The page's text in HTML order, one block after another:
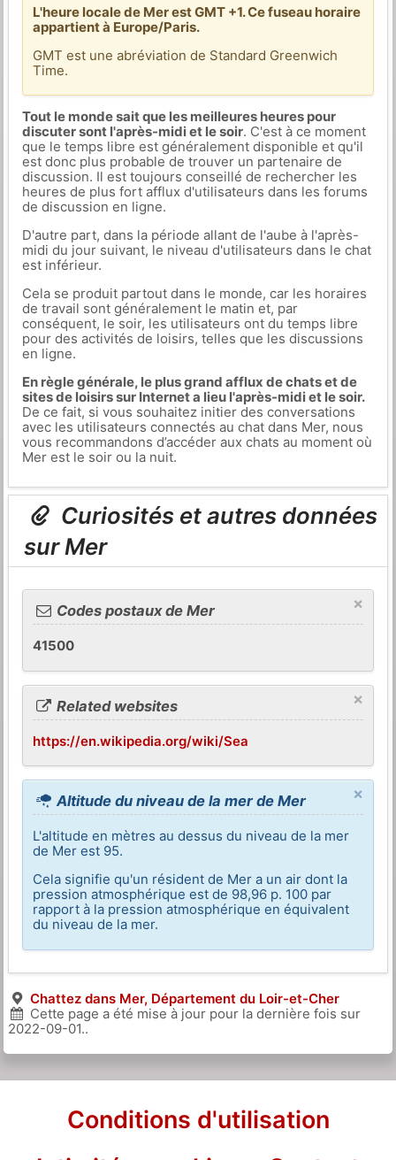
L'heure locale de Mer est GMT +1. Ce fuseau horaire
appartient à Europe/Paris.
GMT est une abréviation de Standard Greenwich
Time.
Tout le monde sait que les meilleures heures pour
discuter sont l'après-midi et le soir. C'est à ce moment
que le temps libre est généralement disponible et qu'il
est donc plus probable de trouver un partenaire de
discussion. Il est toujours conseillé de rechercher les
heures de plus fort afflux d'utilisateurs dans les forums
de discussion en ligne.
D'autre part, dans la période allant de l'aube à l'après-
midi du jour suivant, le niveau d'utilisateurs dans le chat
est inférieur.
Cela se produit partout dans le monde, car les horaires
de travail sont généralement le matin et, par
conséquent, le soir, les utilisateurs ont du temps libre
pour des activités de loisirs, telles que les discussions
en ligne.
En règle générale, le plus grand afflux de chats et de
sites de loisirs sur Internet a lieu l'après-midi et le soir.
De ce fait, si vous souhaitez initier des conversations
avec les utilisateurs connectés au chat dans Mer, nous
vous recommandons d’accéder aux chats au moment où
Mer est le soir ou la nuit.
Curiosités et autres données
sur Mer
×
Codes postaux de Mer
41500
×
Related websites
https://en.wikipedia.org/wiki/Sea
×
Altitude du niveau de la mer de Mer
L'altitude en mètres au dessus du niveau de la mer
de Mer est 95.
Cela signifie qu'un résident de Mer a un air dont la
pression atmosphérique est de 98,96 p. 100 par
rapport à la pression atmosphérique en équivalent
du niveau de la mer.
Chattez dans Mer, Département du Loir-et-Cher
Cette page a été mise à jour pour la dernière fois sur
2022-09-01..
Conditions d'utilisation